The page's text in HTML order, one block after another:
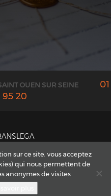
OUEN SUR SEINE
01
95 20
ET DEVIS
LÉGALES
SITE
sur ce site, vous acceptez
qui nous permettent de
anonymes de visites.